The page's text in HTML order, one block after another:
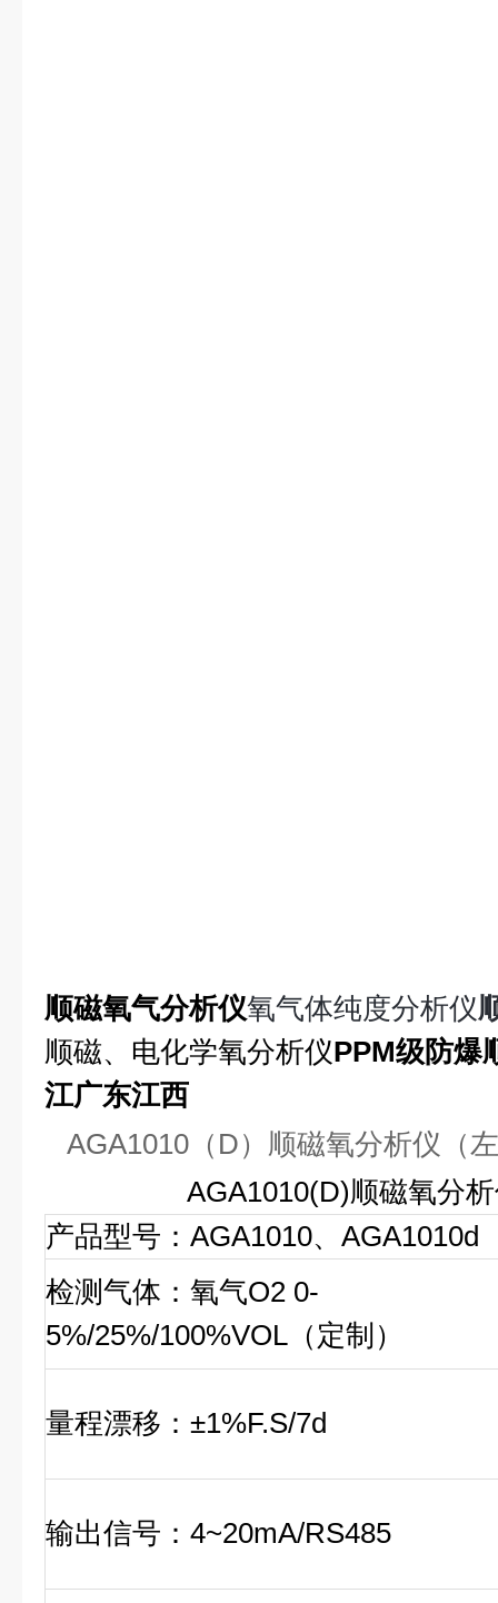
顺磁氧气分析仪氧气体纯度分析仪
顺磁、电化学氧分析仪PPM级防爆
江广东江西
AGA1010（D）顺磁氧分析仪（
AGA1010(D)顺磁氧分
产品型号：AGA1010、AGA1010d
检测气体：氧气O2 0-
5%/25%/100%VOL（定制）
量程漂移：±1%F.S/7d
输出信号：4~20mA/RS485